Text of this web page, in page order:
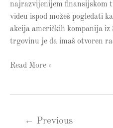
najrazvijenijem finansijskom
videu ispod možeš pogledati
akcija američkih kompanija iz
trgovinu je da imaš otvoren
Read More »
← Previous